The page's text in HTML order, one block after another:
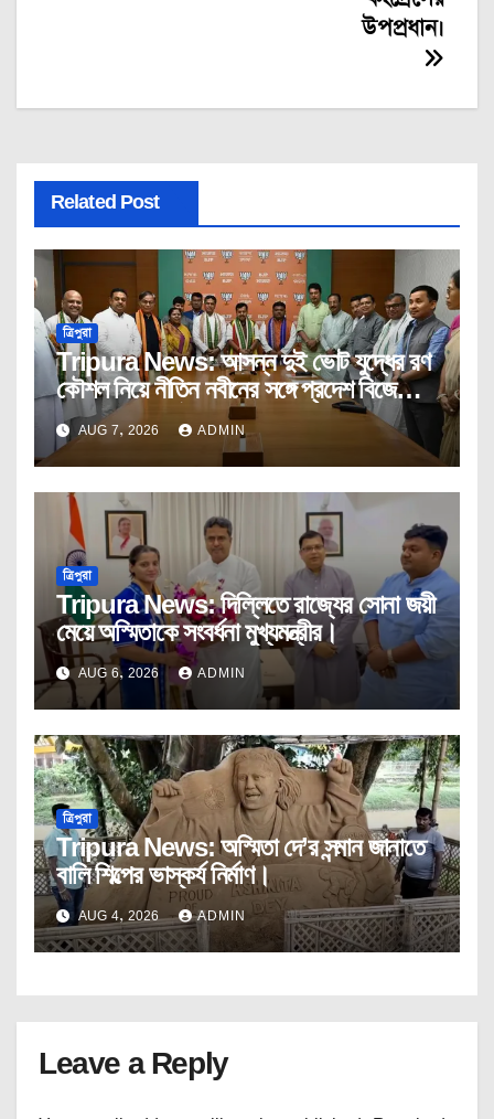
উপপ্রধান।
Related Post
ত্রিপুরা
Tripura News: আসন্ন দুই ভোট যুদ্ধের রণ
কৌশল নিয়ে নীতিন নবীনের সঙ্গে প্রদেশ বিজেপির
কোর কমিটির বৈঠক।
AUG 7, 2026 ADMIN
ত্রিপুরা
Tripura News: দিল্লিতে রাজ্যের সোনা জয়ী
মেয়ে অস্মিতাকে সংবর্ধনা মুখ্যমন্ত্রীর।
AUG 6, 2026 ADMIN
ত্রিপুরা
Tripura News: অস্মিতা দে’র সন্মান জানাতে
বালি শিল্পের ভাস্কর্য নির্মাণ।
AUG 4, 2026 ADMIN
Leave a Reply